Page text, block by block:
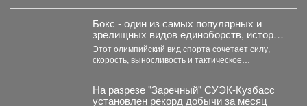
Бокс - один из самых популярных и
зрелищных видов единоборств, история
которого насчитывает не одно столетие.
Этот олимпийский вид спорта сочетает силу,
скорость, выносливость и тактическое
На разрезе "Заречный" СУЭК-Кузбасс
установлен рекорд добычи за месяц